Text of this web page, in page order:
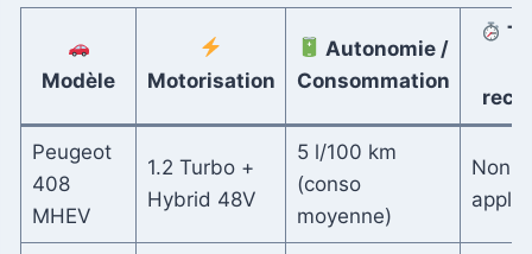
Modèle Motorisation
Autonomie /
Consommation
Peugeot
408
MHEV
1.2 Turbo +
Hybrid 48V
5 l/100 km
(conso
moyenne)
Non